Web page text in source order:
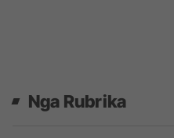
Nga Rubrika